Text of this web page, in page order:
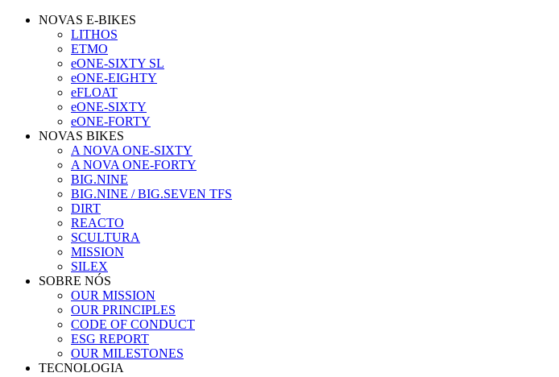
NOVAS E-BIKES
LITHOS
ETMO
eONE-SIXTY SL
eONE-EIGHTY
eFLOAT
eONE-SIXTY
eONE-FORTY
NOVAS BIKES
A NOVA ONE-SIXTY
A NOVA ONE-FORTY
BIG.NINE
BIG.NINE / BIG.SEVEN TFS
DIRT
REACTO
SCULTURA
MISSION
SILEX
SOBRE NÓS
OUR MISSION
OUR PRINCIPLES
CODE OF CONDUCT
ESG REPORT
OUR MILESTONES
TECNOLOGIA